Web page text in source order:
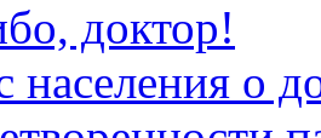
доктор!
населения о